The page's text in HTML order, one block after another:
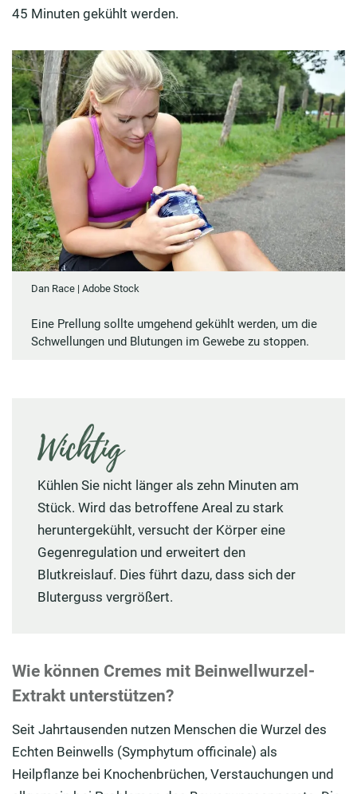
45 Minuten gekühlt werden.
Dan Race | Adobe Stock
Eine Prellung sollte umgehend gekühlt werden, um die
Schwellungen und Blutungen im Gewebe zu stoppen.
Wichtig
Kühlen Sie nicht länger als zehn Minuten am
Stück. Wird das betroffene Areal zu stark
heruntergekühlt, versucht der Körper eine
Gegenregulation und erweitert den
Blutkreislauf. Dies führt dazu, dass sich der
Bluterguss vergrößert.
Wie können Cremes mit Beinwellwurzel-
Extrakt unterstützen?
Seit Jahrtausenden nutzen Menschen die Wurzel des
Echten Beinwells (Symphytum officinale) als
Heilpflanze bei Knochenbrüchen, Verstauchungen und